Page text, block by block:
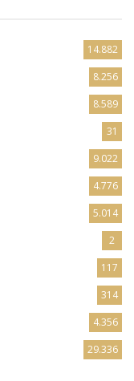
14.882
8.256
8.589
31
9.022
4.776
5.014
2
117
314
4.356
29.336